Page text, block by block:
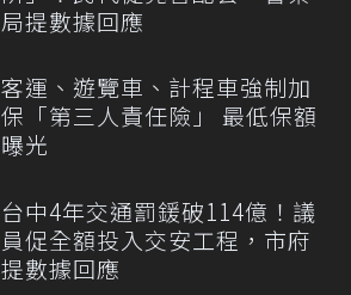
局提數據回應
客運、遊覽車、計程車強制加
保「第三人責任險」 最低保額
曝光
台中4年交通罰鍰破114億！議
員促全額投入交安工程，市府
提數據回應